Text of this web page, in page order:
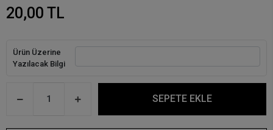
20,00 TL
Ürün Üzerine
Yazılacak Bilgi
SEPETE EKLE